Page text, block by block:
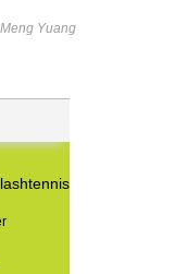
Meng Yuang